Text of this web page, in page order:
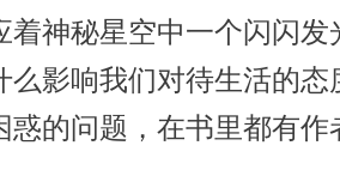
神秘星空中一个闪闪
影响我们对待生活的
的问题，在书里都有
支轻盈仙灵的笔，把多